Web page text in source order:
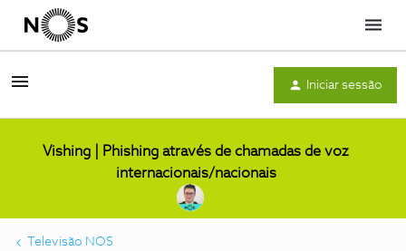
Menu
Iniciar sessão
Vishing | Phishing através de chamadas de voz
internacionais/nacionais
Televisão NOS